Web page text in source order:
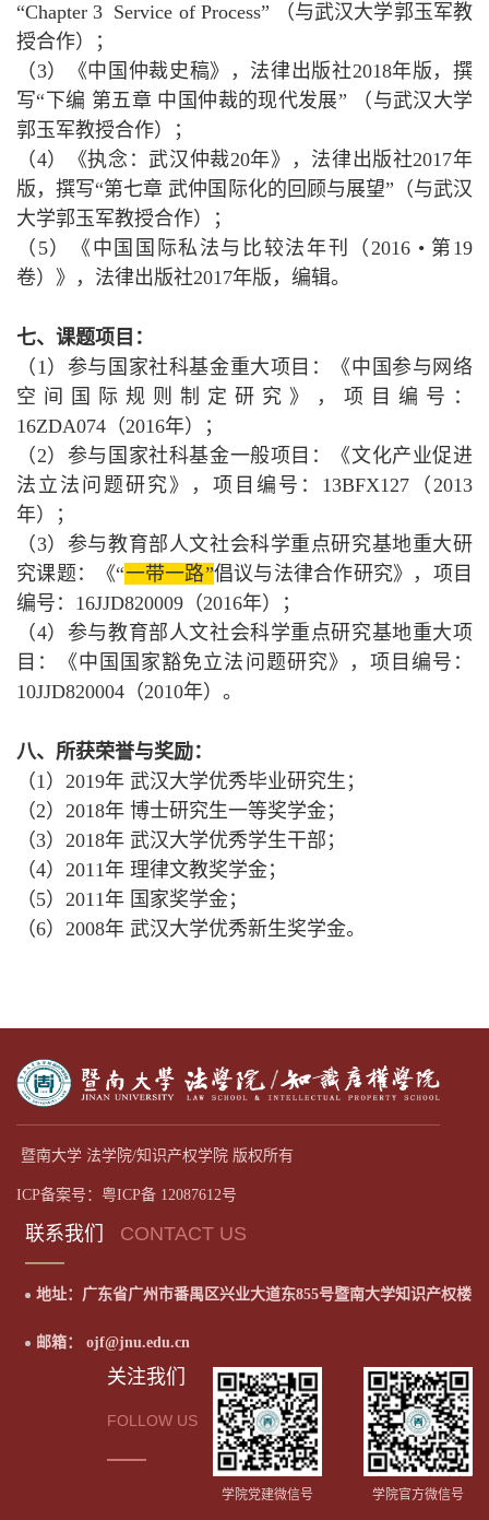
“Chapter 3 Service of Process” （与武汉大学郭玉军教
授合作）；
（3）《中国仲裁史稿》，法律出版社2018年版，撰
写“下编 第五章 中国仲裁的现代发展” （与武汉大学
郭玉军教授合作）；
（4）《执念：武汉仲裁20年》，法律出版社2017年
版，撰写“第七章 武仲国际化的回顾与展望”（与武汉
大学郭玉军教授合作）；
（5）《中国国际私法与比较法年刊（2016 • 第19
卷）》，法律出版社2017年版，编辑。
七、课题项目：
（1）参与国家社科基金重大项目：《中国参与网络
空间国际规则制定研究》，项目编号：
16ZDA074（2016年）；
（2）参与国家社科基金一般项目：《文化产业促进
法立法问题研究》，项目编号：13BFX127（2013
年）；
（3）参与教育部人文社会科学重点研究基地重大研
究课题：《“一带一路”倡议与法律合作研究》，项目
编号：16JJD820009（2016年）；
（4）参与教育部人文社会科学重点研究基地重大项
目：《中国国家豁免立法问题研究》，项目编号：
10JJD820004（2010年）。
八、所获荣誉与奖励：
（1）2019年 武汉大学优秀毕业研究生；
（2）2018年 博士研究生一等奖学金；
（3）2018年 武汉大学优秀学生干部；
（4）2011年 理律文教奖学金；
（5）2011年 国家奖学金；
（6）2008年 武汉大学优秀新生奖学金。
暨南大学 法学院/知识产权学院 版权所有
ICP备案号：粤ICP备 12087612号
联系我们 CONTACT US
地址：广东省广州市番禺区兴业大道东855号暨南大学知识产权楼
邮箱： ojf@jnu.edu.cn
关注我们
FOLLOW US
学院党建微信号 学院官方微信号